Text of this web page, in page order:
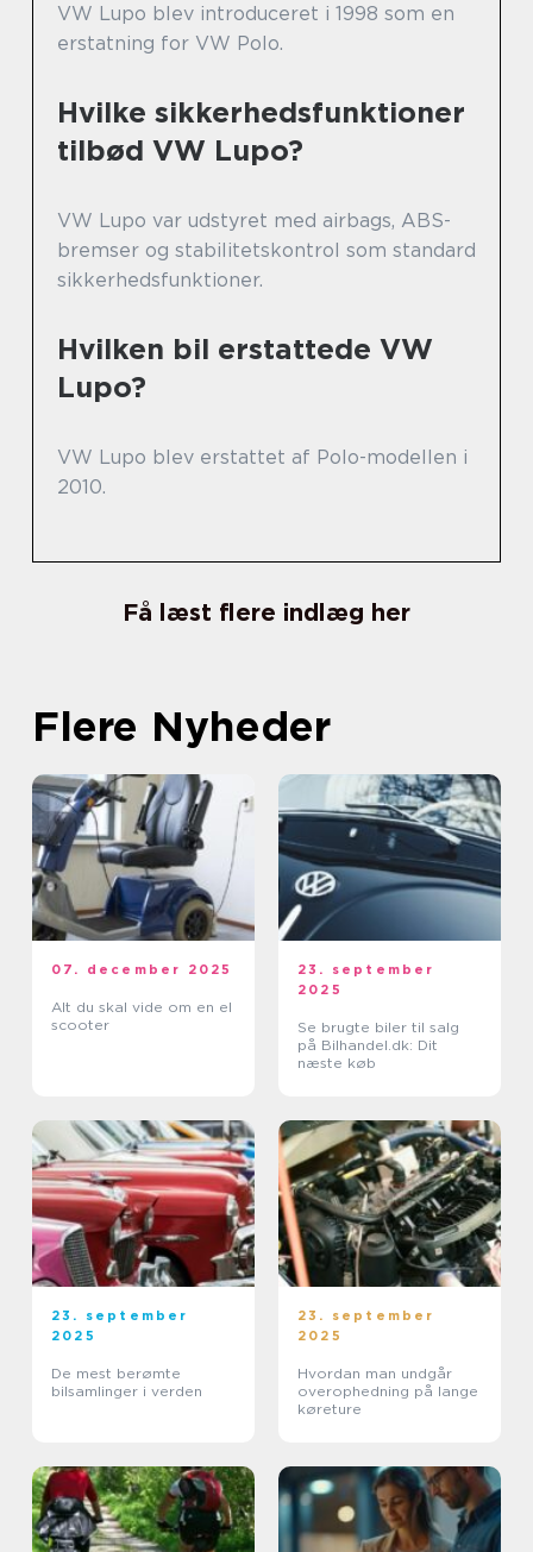
VW Lupo blev introduceret i 1998 som en
erstatning for VW Polo.
Hvilke sikkerhedsfunktioner
tilbød VW Lupo?
VW Lupo var udstyret med airbags, ABS-
bremser og stabilitetskontrol som standard
sikkerhedsfunktioner.
Hvilken bil erstattede VW
Lupo?
VW Lupo blev erstattet af Polo-modellen i
2010.
Få læst flere indlæg her
Flere Nyheder
07. december 2025
Alt du skal vide om en el
scooter
23. september
2025
Se brugte biler til salg
på Bilhandel.dk: Dit
næste køb
23. september
2025
De mest berømte
bilsamlinger i verden
23. september
2025
Hvordan man undgår
overophedning på lange
køreture